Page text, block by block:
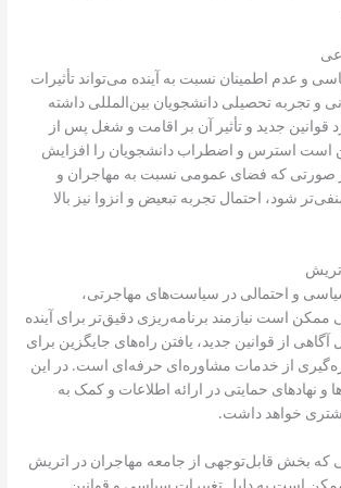
و عدم اطمینان نسبت به آینده می‌تواند تأثیرات
و تجربه تحصیلی دانشجویان بین‌المللی داشته
قوانین جدید و تأثیر آن بر اقامت و شغل پس از
است استرس و اضطراب دانشجویان را افزایش
در صورتی که فضای عمومی نسبت به مهاجران و
شود، احتمال تجربه تبعیض و انزوا نیز بالا
سیاسی و احتمالی در سیاست‌های مهاجرتی،
ممکن است نیازمند برنامه‌ریزی دقیق‌تر برای آینده
از قوانین جدید، یافتن راه‌های جایگزین برای
از خدمات مشاوره‌ای حرفه‌ای است. در این
و نهادهای حمایتی در ارائه اطلاعات و کمک به
خواهد داشت.
که بخش قابل‌توجهی از جامعه مهاجران در اتریش